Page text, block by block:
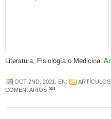
Literatura, Fisiología o Medicina.
OCT 2ND, 2021 . EN:
COMENTARIOS